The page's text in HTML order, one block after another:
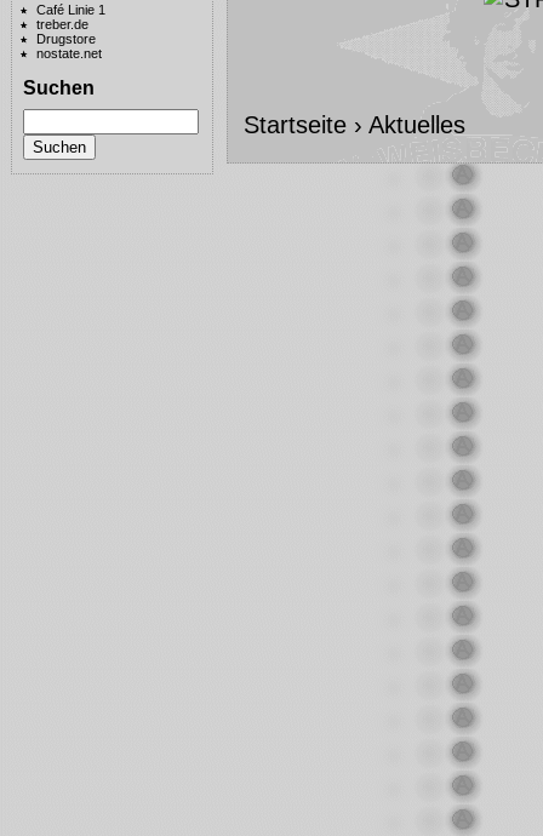
Café Linie 1
treber.de
Drugstore
nostate.net
Suchen
Startseite› Aktuelles